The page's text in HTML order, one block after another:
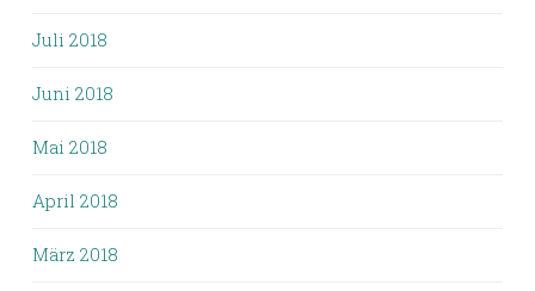
Juli 2018
Juni 2018
Mai 2018
April 2018
März 2018